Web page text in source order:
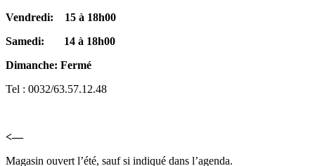
Vendredi: 15 à 18h00
Samedi: 14 à 18h00
Dimanche: Fermé
Tel : 0032/63.57.12.48
<—
Magasin ouvert l’été, sauf si indiqué dans l’agenda.